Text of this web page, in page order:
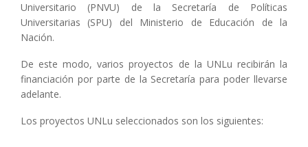
Universitario (PNVU) de la Secretaría de Políticas
Universitarias (SPU) del Ministerio de Educación de la
Nación.
De este modo, varios proyectos de la UNLu recibirán la
financiación por parte de la Secretaría para poder llevarse
adelante.
Los proyectos UNLu seleccionados son los siguientes: